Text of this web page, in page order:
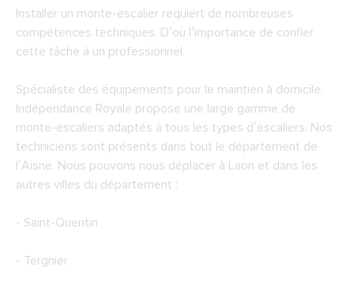
Installer un monte-escalier requiert de nombreuses
compétences techniques. D’où l’importance de confier
cette tâche à un professionnel.
Spécialiste des équipements pour le maintien à domicile,
Indépendance Royale propose une large gamme de
monte-escaliers adaptés à tous les types d’escaliers. Nos
techniciens sont présents dans tout le département de
l’Aisne. Nous pouvons nous déplacer à Laon et dans les
autres villes du département :
- Saint-Quentin
- Tergnier